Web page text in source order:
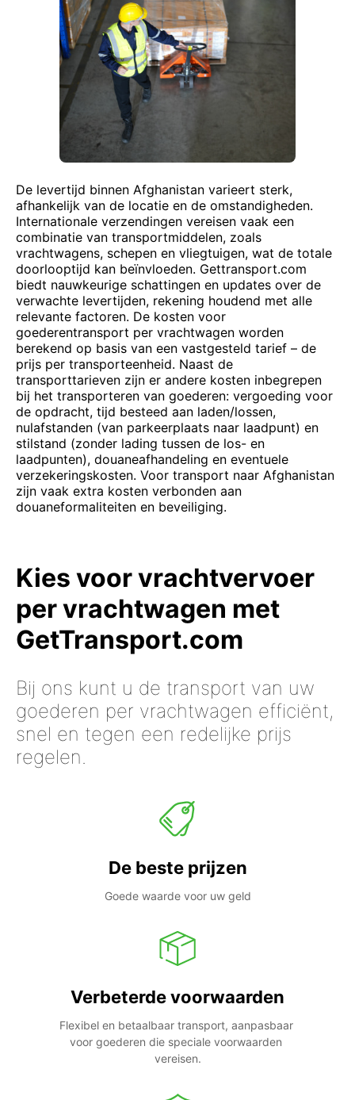
De levertijd binnen Afghanistan varieert sterk,
afhankelijk van de locatie en de omstandigheden.
Internationale verzendingen vereisen vaak een
combinatie van transportmiddelen, zoals
vrachtwagens, schepen en vliegtuigen, wat de totale
doorlooptijd kan beïnvloeden. Gettransport.com
biedt nauwkeurige schattingen en updates over de
verwachte levertijden, rekening houdend met alle
relevante factoren. De kosten voor
goederentransport per vrachtwagen worden
berekend op basis van een vastgesteld tarief – de
prijs per transporteenheid. Naast de
transporttarieven zijn er andere kosten inbegrepen
bij het transporteren van goederen: vergoeding voor
de opdracht, tijd besteed aan laden/lossen,
nulafstanden (van parkeerplaats naar laadpunt) en
stilstand (zonder lading tussen de los- en
laadpunten), douaneafhandeling en eventuele
verzekeringskosten. Voor transport naar Afghanistan
zijn vaak extra kosten verbonden aan
douaneformaliteiten en beveiliging.
Kies voor vrachtvervoer
per vrachtwagen met
GetTransport.com
Bij ons kunt u de transport van uw
goederen per vrachtwagen efficiënt,
snel en tegen een redelijke prijs
regelen.
De beste prijzen
Goede waarde voor uw geld
Verbeterde voorwaarden
Flexibel en betaalbaar transport, aanpasbaar
voor goederen die speciale voorwaarden
vereisen.